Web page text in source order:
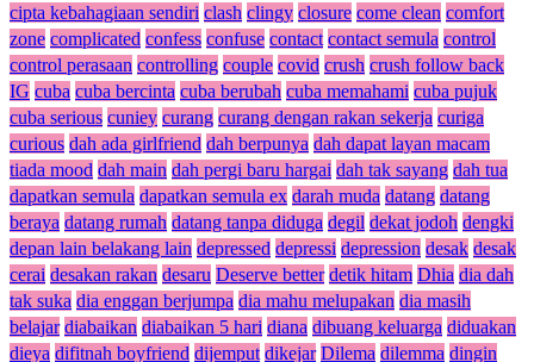
cipta kebahagiaan sendiri clash clingy closure come clean comfort
zone complicated confess confuse contact contact semula control
control perasaan controlling couple covid crush crush follow back
IG cuba cuba bercinta cuba berubah cuba memahami cuba pujuk
cuba serious cuniey curang curang dengan rakan sekerja curiga
curious dah ada girlfriend dah berpunya dah dapat layan macam
tiada mood dah main dah pergi baru hargai dah tak sayang dah tua
dapatkan semula dapatkan semula ex darah muda datang datang
beraya datang rumah datang tanpa diduga degil dekat jodoh dengki
depan lain belakang lain depressed depressi depression desak desak
cerai desakan rakan desaru Deserve better detik hitam Dhia dia dah
tak suka dia enggan berjumpa dia mahu melupakan dia masih
belajar diabaikan diabaikan 5 hari diana dibuang keluarga diduakan
dieya difitnah boyfriend dijemput dikejar Dilema dilemma dingin